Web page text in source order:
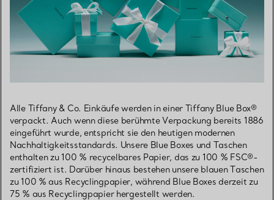
Alle Tiffany & Co. Einkäufe werden in einer Tiffany Blue Box®
verpackt. Auch wenn diese berühmte Verpackung bereits 1886
eingeführt wurde, entspricht sie den heutigen modernen
Nachhaltigkeitsstandards. Unsere Blue Boxes und Taschen
enthalten zu 100 % recycelbares Papier, das zu 100 % FSC®-
zertifiziert ist. Darüber hinaus bestehen unsere blauen Taschen
zu 100 % aus Recyclingpapier, während Blue Boxes derzeit zu
75 % aus Recyclingpapier hergestellt werden.